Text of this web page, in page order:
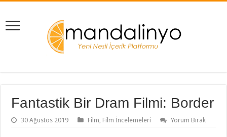
Fantastik Bir Dram Filmi: Border
30 Ağustos 2019 Film, Film İncelemeleri Yorum Bırak